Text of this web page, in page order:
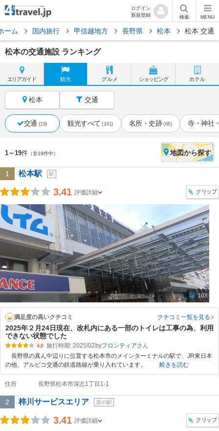
ログイン
新規登録
検索 MENU
ーム 国内旅行 甲信越地方 長野県 松本 松本 交通
松本の交通施設 ランキング
エリアガイド 観光 グルメ ショッピング ホテル
松本 交通
交通 (19) 観光すべて (141) 名所・史跡 (65) 寺・神社
1～19件 （全19件中） 地図から探す
1 松本駅 駅
3.41 評価詳細 クリップ
103
満足度の高いクチコミ クチコミ一覧を見る
2025年２月24日現在、改札内にある一部のトイレは工事の為、利用
できない状態でした
4.0 旅行時期: 2025/02 byフロンティア
長野県の真ん中辺りに位置する松本市のメインターミナルの駅で、JR東日本
の他、アルピコ交通の鉄道路線が乗り入れています。
続きを読む
住所 長野県松本市深志1丁目1-1
2 梓川サービスエリア 道の駅
3.41 評価詳細 クリップ